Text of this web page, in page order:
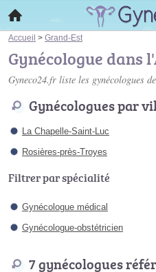
Accueil > Grand-Est
Gynécologue dans
Gyneco24.fr liste les gynécologues
Gynécologues par
La Chapelle-Saint-Luc
Rosières-près-Troyes
Filtrer par spécialité
Gynécologue médical
Gynécologue-obstétricien
7 gynécologues